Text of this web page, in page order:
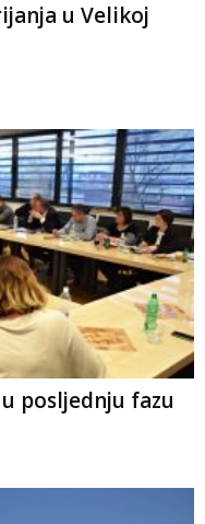
u Velikoj
posljednju fazu